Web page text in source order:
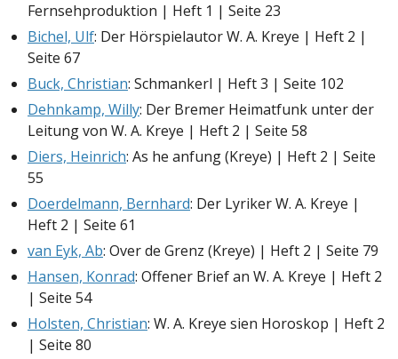
Fernsehproduktion | Heft 1 | Seite 23
Bichel, Ulf: Der Hörspielautor W. A. Kreye | Heft 2 |
Seite 67
Buck, Christian: Schmankerl | Heft 3 | Seite 102
Dehnkamp, Willy: Der Bremer Heimatfunk unter der
Leitung von W. A. Kreye | Heft 2 | Seite 58
Diers, Heinrich: As he anfung (Kreye) | Heft 2 | Seite
55
Doerdelmann, Bernhard: Der Lyriker W. A. Kreye |
Heft 2 | Seite 61
van Eyk, Ab: Over de Grenz (Kreye) | Heft 2 | Seite 79
Hansen, Konrad: Offener Brief an W. A. Kreye | Heft 2
| Seite 54
Holsten, Christian: W. A. Kreye sien Horoskop | Heft 2
| Seite 80